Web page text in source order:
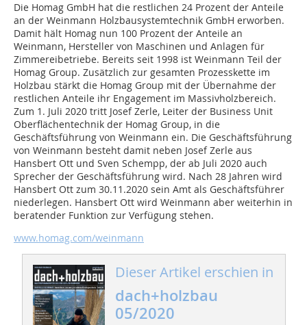
Die Homag GmbH hat die restlichen 24 Prozent der Anteile
an der Weinmann Holzbausystemtechnik GmbH erworben.
Damit hält Homag nun 100 Prozent der Anteile an
Weinmann, Hersteller von Maschinen und Anlagen für
Zimmereibetriebe. Bereits seit 1998 ist Weinmann Teil der
Homag Group. Zusätzlich zur gesamten Prozesskette im
Holzbau stärkt die Homag Group mit der Übernahme der
restlichen Anteile ihr Engagement im Massivholzbereich.
Zum 1. Juli 2020 tritt Josef Zerle, Leiter der Business Unit
Oberflächentechnik der Homag Group, in die
Geschäftsführung von Weinmann ein. Die Geschäftsführung
von Weinmann besteht damit neben Josef Zerle aus
Hansbert Ott und Sven Schempp, der ab Juli 2020 auch
Sprecher der Geschäftsführung wird. Nach 28 Jahren wird
Hansbert Ott zum 30.11.2020 sein Amt als Geschäftsführer
niederlegen. Hansbert Ott wird Weinmann aber weiterhin in
beratender Funktion zur Verfügung stehen.
www.homag.com/weinmann
Dieser Artikel erschien in
dach+holzbau
05/2020